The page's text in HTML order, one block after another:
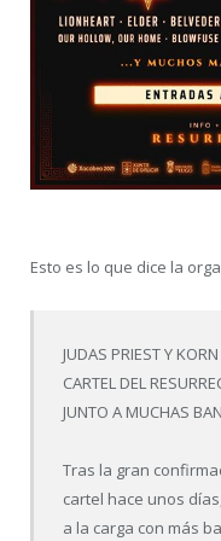
Esto es lo que dice la
JUDAS PRIEST Y
CARTEL DEL
JUNTO A MUCHAS
Tras la gran
cartel hace unos
a la carga con más